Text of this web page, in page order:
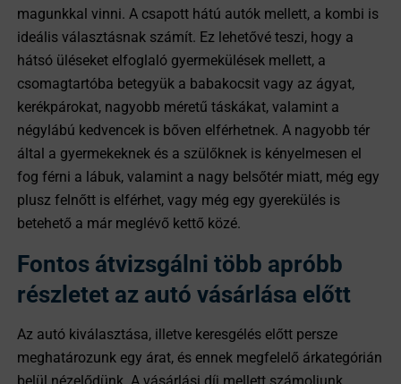
magunkkal vinni. A csapott hátú autók mellett, a kombi is
ideális választásnak számít. Ez lehetővé teszi, hogy a
hátsó üléseket elfoglaló gyermekülések mellett, a
csomagtartóba betegyük a babakocsit vagy az ágyat,
kerékpárokat, nagyobb méretű táskákat, valamint a
négylábú kedvencek is bőven elférhetnek. A nagyobb tér
által a gyermekeknek és a szülőknek is kényelmesen el
fog férni a lábuk, valamint a nagy belsőtér miatt, még egy
plusz felnőtt is elférhet, vagy még egy gyerekülés is
betehető a már meglévő kettő közé.
Fontos átvizsgálni több apróbb
részletet az autó vásárlása előtt
Az autó kiválasztása, illetve keresgélés előtt persze
meghatározunk egy árat, és ennek megfelelő árkategórián